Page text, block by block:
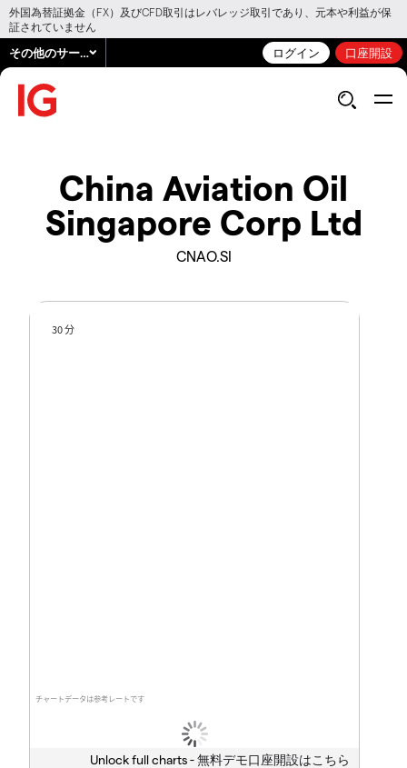
外国為替証拠金（FX）及びCFD取引はレバレッジ取引であり、元本や利益が保
証されていません
その他のサービス ログイン 口座開設
China Aviation Oil
Singapore Corp Ltd
CNAO.SI
チャートデータは参考レートです
30 分
Unlock full charts -